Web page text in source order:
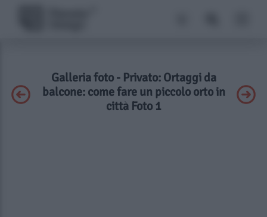
Galleria foto - Privato: Ortaggi da
balcone: come fare un piccolo orto in
città Foto 1